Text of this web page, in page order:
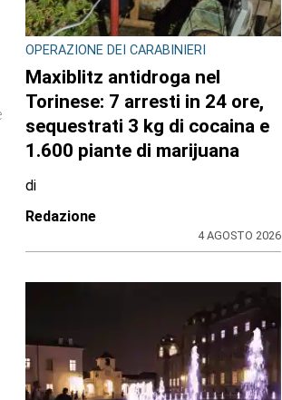
OPERAZIONE DEI CARABINIERI
Maxiblitz antidroga nel
Torinese: 7 arresti in 24 ore,
sequestrati 3 kg di cocaina e
1.600 piante di marijuana
di
Redazione
4 AGOSTO 2026